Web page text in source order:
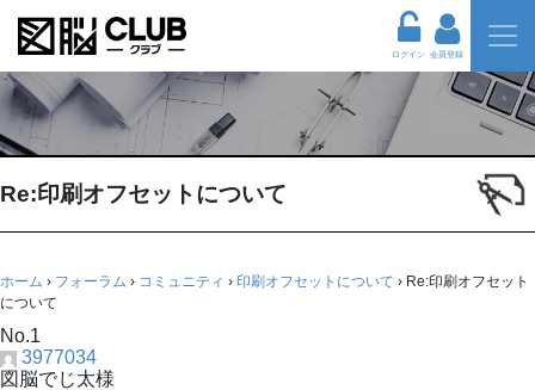
ログイン 会員登録
Re:印刷オフセットについて
ホーム › フォーラム › コミュニティ › 印刷オフセットについて › Re:印刷オフセット
について
No.1
3977034
図脳でじ太様